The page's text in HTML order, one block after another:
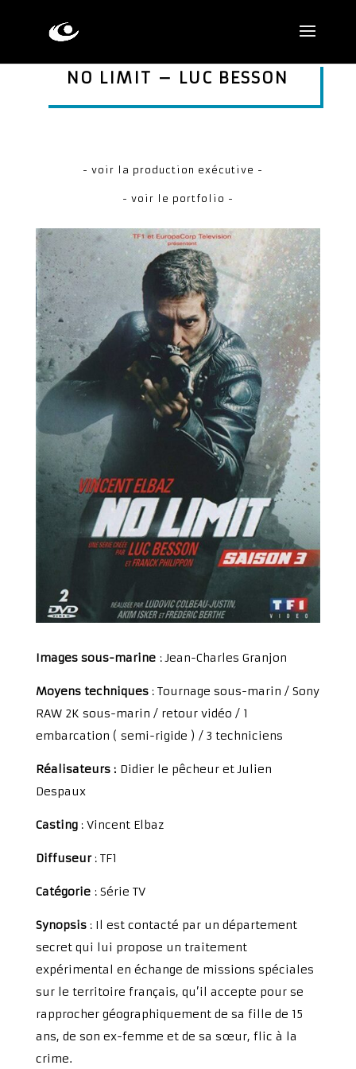
NO LIMIT – LUC BESSON
- voir la production exécutive -
- voir le portfolio -
Images sous-marine : Jean-Charles Granjon
Moyens techniques: Tournage sous-marin / Sony
RAW 2K sous-marin / retour vidéo / 1
embarcation ( semi-rigide ) / 3 techniciens
Réalisateurs : Didier le pêcheur et Julien
Despaux
Casting: Vincent Elbaz
Diffuseur: TF1
Catégorie : Série TV
Synopsis: Il est contacté par un département
secret qui lui propose un traitement
expérimental en échange de missions spéciales
sur le territoire français, qu’il accepte pour se
rapprocher géographiquement de sa fille de 15
ans, de son ex-femme et de sa sœur, flic à la
crime.